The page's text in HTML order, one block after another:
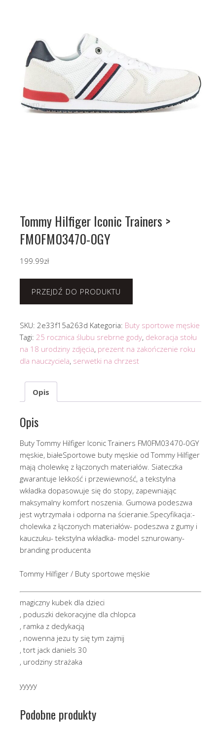
Tommy Hilfiger Iconic Trainers >
FM0FM03470-0GY
199.99zł
PRZEJDŹ DO PRODUKTU
SKU: 2e33f15a263d Kategoria: Buty sportowe męskie
Tagi: 25 rocznica ślubu srebrne gody, dekoracja stołu
na 18 urodziny zdjęcia, prezent na zakończenie roku
dla nauczyciela, serwetki na chrzest
Opis
Opis
Buty Tommy Hilfiger Iconic Trainers FM0FM03470-0GY
męskie, białeSportowe buty męskie od Tommy Hilfiger
mają cholewkę z łączonych materiałów. Siateczka
gwarantuje lekkość i przewiewność, a tekstylna
wkładka dopasowuje się do stopy, zapewniając
maksymalny komfort noszenia. Gumowa podeszwa
jest wytrzymała i odporna na ścieranie.Specyfikacja:-
cholewka z łączonych materiałów- podeszwa z gumy i
kauczuku- tekstylna wkładka- model sznurowany-
branding producenta
Tommy Hilfiger / Buty sportowe męskie
magiczny kubek dla dzieci
, poduszki dekoracyjne dla chlopca
, ramka z dedykacją
, nowenna jezu ty się tym zajmij
, tort jack daniels 30
, urodziny strażaka
yyyyy
Podobne produkty